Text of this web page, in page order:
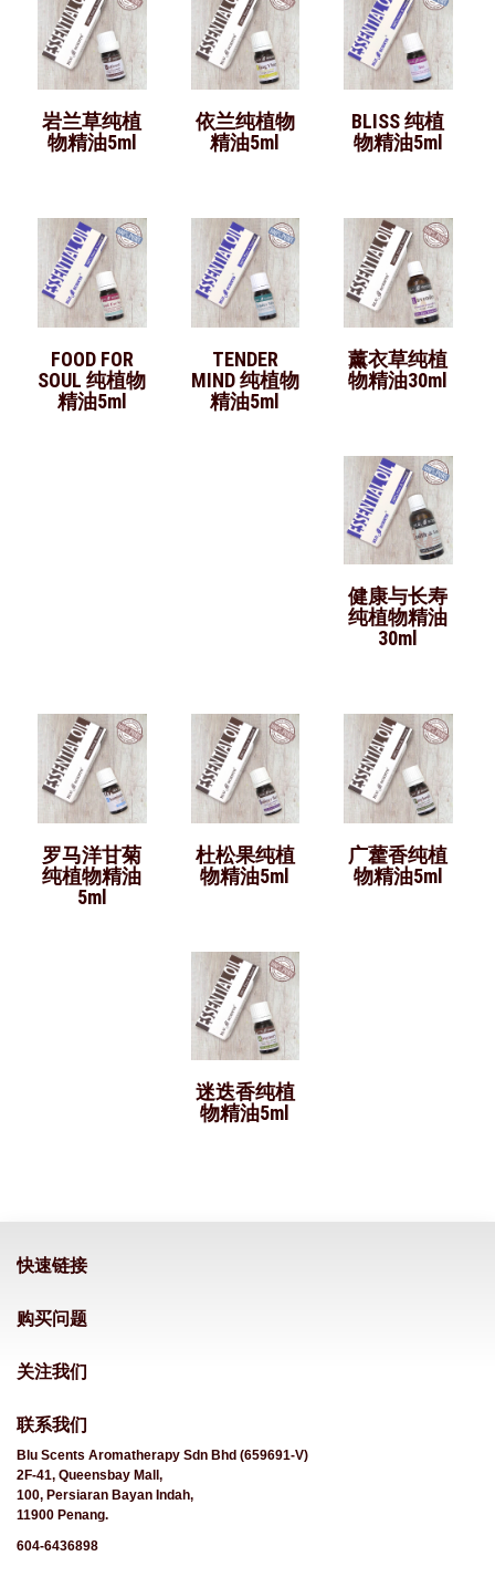
岩兰草纯植
物精油5ml
依兰纯植物
精油5ml
BLISS 纯植
物精油5ml
FOOD FOR
SOUL 纯植物
精油5ml
TENDER
MIND 纯植物
精油5ml
薰衣草纯植
物精油30ml
健康与长寿
纯植物精油
30ml
罗马洋甘菊
纯植物精油
5ml
杜松果纯植
物精油5ml
广藿香纯植
物精油5ml
迷迭香纯植
物精油5ml
快速链接
购买问题
关注我们
联系我们
Blu Scents Aromatherapy Sdn Bhd (659691-V)
2F-41, Queensbay Mall,
100, Persiaran Bayan Indah,
11900 Penang.
604-6436898